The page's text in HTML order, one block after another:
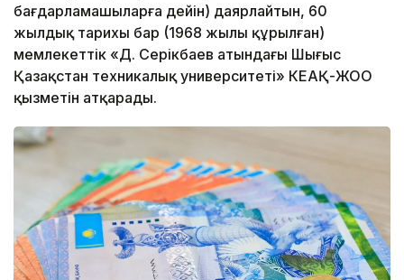
бағдарламашыларға дейін) даярлайтын, 60
жылдық тарихы бар (1968 жылы құрылған)
мемлекеттік «Д. Серікбаев атындағы Шығыс
Қазақстан техникалық университеті» КЕАҚ-ЖОО
қызметін атқарады.